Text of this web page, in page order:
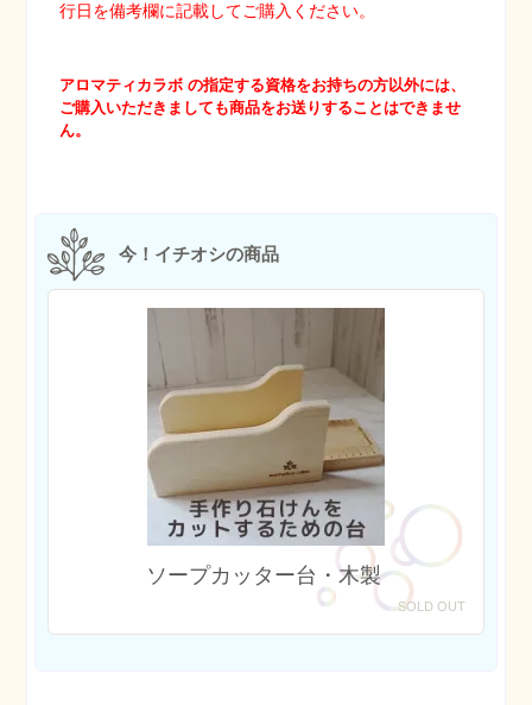
行日を備考欄に記載してご購入ください。
アロマティカラボ の指定する資格をお持ちの方以外には、
ご購入いただきましても商品をお送りすることはできませ
ん。
今！イチオシの商品
ソープカッター台・木製
SOLD OUT